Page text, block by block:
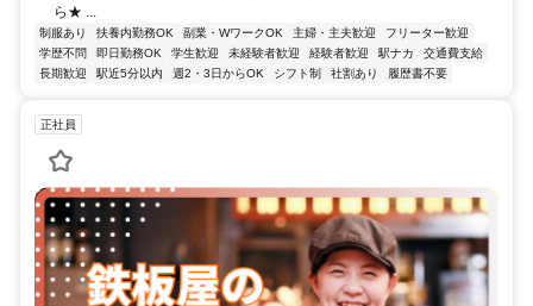
ら★ ...
制服あり 扶養内勤務OK 副業・WワークOK 主婦・主夫歓迎
フリーター歓迎
学歴不問
即日勤務OK 学生歓迎 未経験者歓迎 経験者歓迎 駅ナカ
交通費支給
長期歓迎
駅近5分以内 週2・3日からOK シフト制 社割あり 履歴書不要
正社員